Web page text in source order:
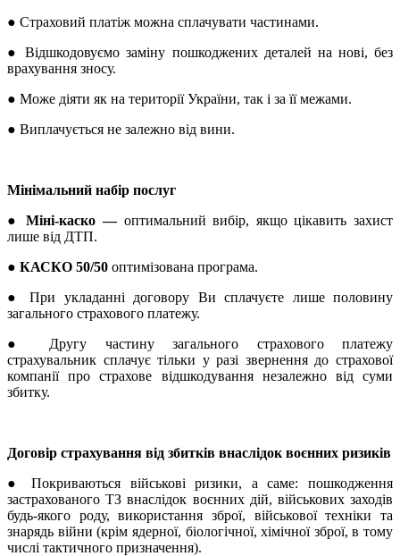
● Страховий платіж можна сплачувати частинами.
●Відшкодовуємо заміну пошкоджених деталей на нові, без
врахування зносу.
● Може діяти як на території України, так і за її межами.
● Виплачується не залежно від вини.
Мінімальний набір послуг
● Міні-каско — оптимальний вибір, якщо цікавить захист
лише від ДТП.
● КАСКО 50/50 оптимізована програма.
● При укладанні договору Ви сплачуєте лише половину
загального страхового платежу.
● Другу частину загального страхового платежу
страхувальник сплачує тільки у разі звернення до страхової
компанії про страхове відшкодування незалежно від суми
збитку.
Договір страхування від збитків внаслідок воєнних ризиків
●Покриваються військові ризики, а саме: пошкодження
застрахованого ТЗ внаслідок воєнних дій, військових заходів
будь-якого роду, використання зброї, військової техніки та
знарядь війни (крім ядерної, біологічної, хімічної зброї, в тому
числі тактичного призначення).